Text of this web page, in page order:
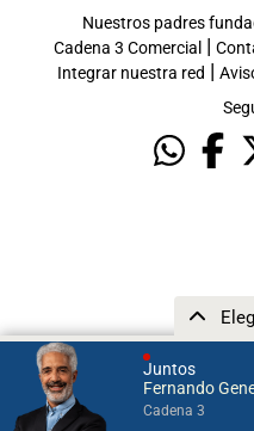
Juntos
Fernando
Cadena 3
Nuestros padres
Cadena 3 Comercial |
Integrar nuestra red |